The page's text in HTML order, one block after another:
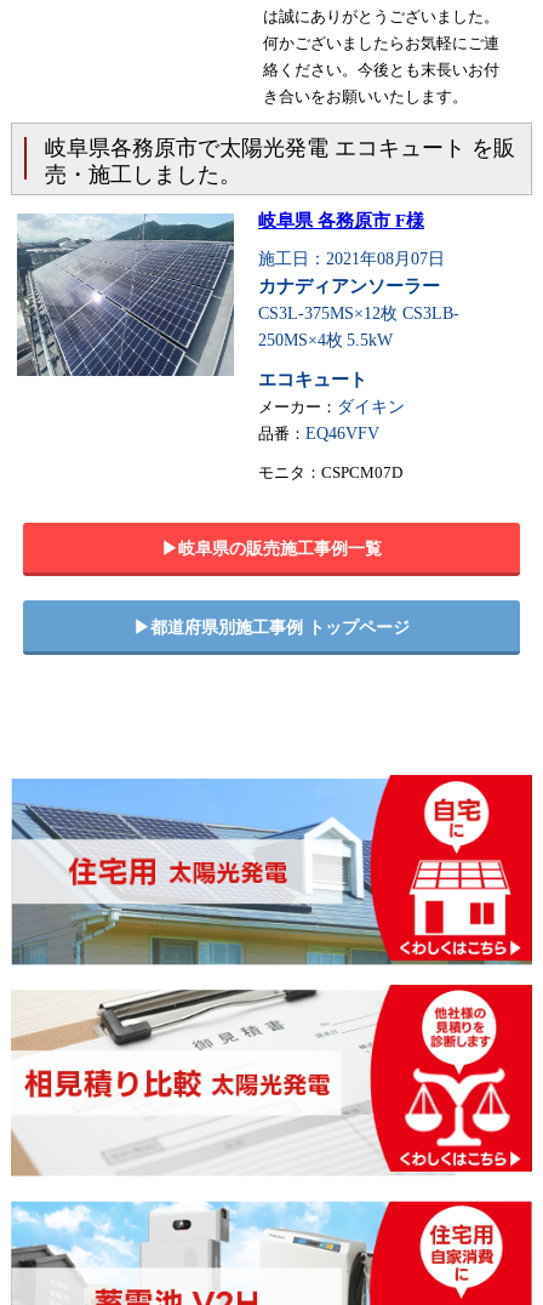
は誠にありがとうございました。
何かございましたらお気軽にご連
絡ください。今後とも末長いお付
き合いをお願いいたします。
岐阜県各務原市で太陽光発電 エコキュート を販
売・施工しました。
岐阜県 各務原市 F様
施工日：2021年08月07日
カナディアンソーラー
CS3L-375MS×12枚 CS3LB-
250MS×4枚 5.5kW
エコキュート
メーカー： ダイキン
品番： EQ46VFV
モニタ：CSPCM07D
▶︎岐阜県の販売施工事例一覧
▶︎都道府県別施工事例 トップページ